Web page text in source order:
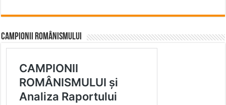
CAMPIONII ROMÂNISMULUI